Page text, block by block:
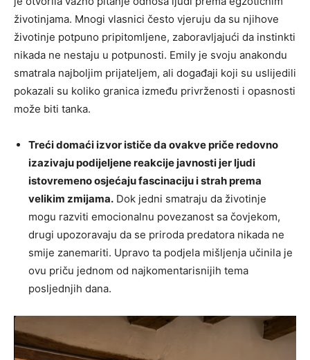
životinjama. Mnogi vlasnici često vjeruju da su njihove
životinje potpuno pripitomljene, zaboravljajući da instinkti
nikada ne nestaju u potpunosti. Emily je svoju anakondu
smatrala najboljim prijateljem, ali događaji koji su uslijedili
pokazali su koliko granica između privrženosti i opasnosti
može biti tanka.
Treći domaći izvor ističe da ovakve priče redovno
izazivaju podijeljene reakcije javnosti jer ljudi
istovremeno osjećaju fascinaciju i strah prema
velikim zmijama. Dok jedni smatraju da životinje
mogu razviti emocionalnu povezanost sa čovjekom,
drugi upozoravaju da se priroda predatora nikada ne
smije zanemariti. Upravo ta podjela mišljenja učinila je
ovu priču jednom od najkomentarisnijih tema
posljednjih dana.